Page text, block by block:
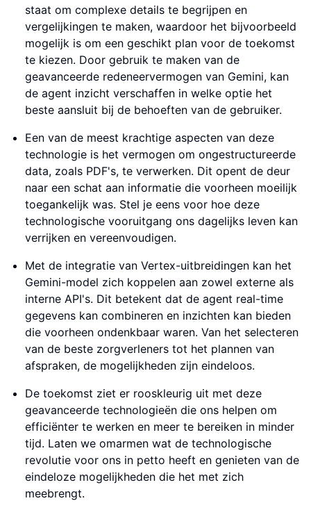
staat om complexe details te begrijpen en
vergelijkingen te maken, waardoor het bijvoorbeeld
mogelijk is om een geschikt plan voor de toekomst
te kiezen. Door gebruik te maken van de
geavanceerde redeneervermogen van Gemini, kan
de agent inzicht verschaffen in welke optie het
beste aansluit bij de behoeften van de gebruiker.
Een van de meest krachtige aspecten van deze
technologie is het vermogen om ongestructureerde
data, zoals PDF's, te verwerken. Dit opent de deur
naar een schat aan informatie die voorheen moeilijk
toegankelijk was. Stel je eens voor hoe deze
technologische vooruitgang ons dagelijks leven kan
verrijken en vereenvoudigen.
Met de integratie van Vertex-uitbreidingen kan het
Gemini-model zich koppelen aan zowel externe als
interne API's. Dit betekent dat de agent real-time
gegevens kan combineren en inzichten kan bieden
die voorheen ondenkbaar waren. Van het selecteren
van de beste zorgverleners tot het plannen van
afspraken, de mogelijkheden zijn eindeloos.
De toekomst ziet er rooskleurig uit met deze
geavanceerde technologieën die ons helpen om
efficiënter te werken en meer te bereiken in minder
tijd. Laten we omarmen wat de technologische
revolutie voor ons in petto heeft en genieten van de
eindeloze mogelijkheden die het met zich
meebrengt.